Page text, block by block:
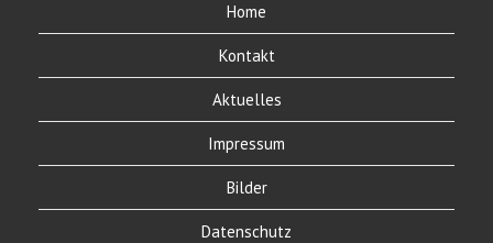
Home
Kontakt
Aktuelles
Impressum
Bilder
Datenschutz